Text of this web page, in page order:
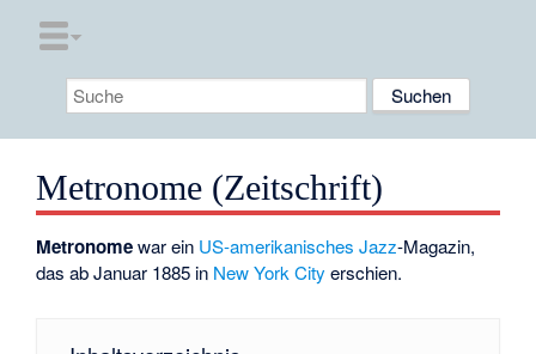
Metronome (Zeitschrift)
Metronomewar ein US-amerikanisches Jazz-Magazin,
das ab Januar 1885 in New York City erschien.